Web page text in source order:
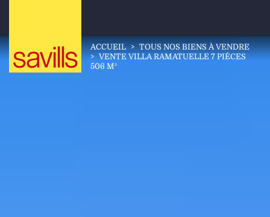
ACCUEIL > TOUS NOS BIENS À VENDRE
> VENTE VILLA RAMATUELLE 7 PIÈCES
506 M²